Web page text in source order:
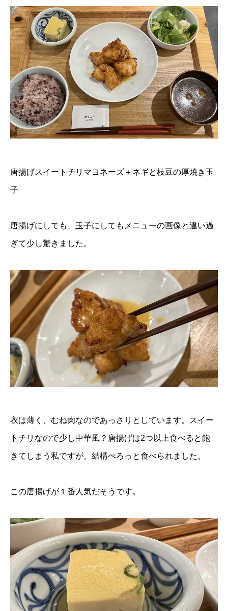
唐揚げスイートチリマヨネーズ＋ネギと枝豆の厚焼き玉
子
唐揚げにしても、玉子にしてもメニューの画像と違い過
ぎて少し驚きました。
衣は薄く、むね肉なのであっさりとしています。スイー
トチリなので少し中華風？唐揚げは2つ以上食べると飽
きてしまう私ですが、結構ぺろっと食べられました。
この唐揚げが１番人気だそうです。